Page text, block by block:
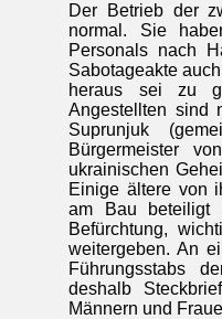
Der Betrieb der
normal. Sie
Personals nach
Sabotageakte
heraus sei zu
Angestellten sind
Suprunjuk
Bürgermeister
ukrainischen
Einige ältere von
am Bau
Befürchtung,
weitergeben. An
Führungsstabs
deshalb
Männern und